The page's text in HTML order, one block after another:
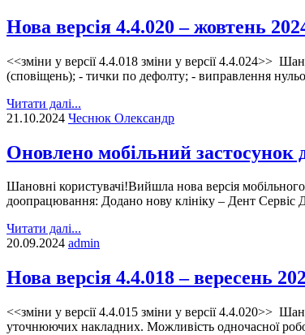
Нова версія 4.4.020 – жовтень
<<зміни у версії 4.4.018 зміни у версії 4.4.024>>
(сповіщень); - тички по дефолту; - виправлення
Читати далі...
21.10.2024 Чеснюк Олександр
Оновлено мобільний застосунок
Шановні користувачі!Вийшла нова версія
доопрацювання: Додано нову клініку – Дент Сервіс
Читати далі...
20.09.2024 admin
Нова версія 4.4.018 – вересень
<<зміни у версії 4.4.015 зміни у версії 4.4.020>>
уточнюючих накладних. Можливість одночасної